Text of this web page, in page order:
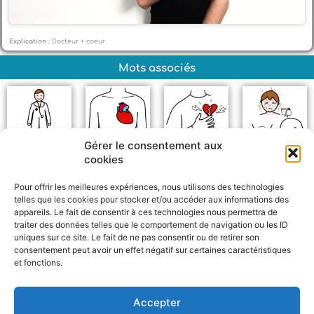
Gérer le consentement aux
cookies
Pour offrir les meilleures expériences, nous utilisons des technologies
telles que les cookies pour stocker et/ou accéder aux informations des
appareils. Le fait de consentir à ces technologies nous permettra de
traiter des données telles que le comportement de navigation ou les ID
uniques sur ce site. Le fait de ne pas consentir ou de retirer son
consentement peut avoir un effet négatif sur certaines caractéristiques
et fonctions.
Accepter
Explication : Docteur + coeur
Mots associés
Coeur Maladies
a
h
e
s
a